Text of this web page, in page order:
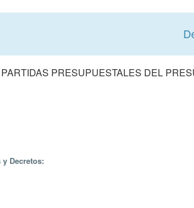
PRESUPUESTALES DEL
Decretos: